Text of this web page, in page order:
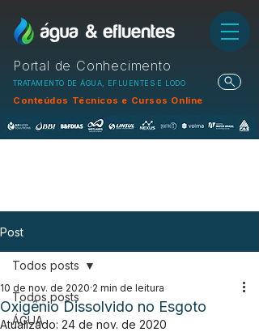
Portal de Conhecimento
TRATAMENTO DE ÁGUA, EFLUENTES E LODO
Conteúdos Técnicos e Cursos Online
Post
Todos posts
ÁGUA
Todos posts
Oxigênio Dissolvido no Esgoto
10 de nov. de 2020 2 min de leitura
Atualizado: 24 de nov. de 2020